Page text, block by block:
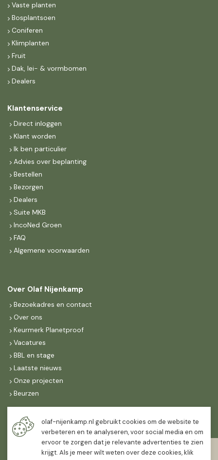
Vaste planten
Bosplantsoen
Coniferen
Klimplanten
Fruit
Dak, lei- & vormbomen
Dealers
Klantenservice
Direct inloggen
Klant worden
Ik ben particulier
Advies over beplanting
Bestellen
Bezorgen
Dealers
Suite MKB
IncoNed Groen
FAQ
Algemene voorwaarden
Over Olaf Nijenkamp
Bezoekadres en contact
Over ons
Keurmerk Planetproof
Vacatures
BBL en stage
Laatste nieuws
Onze projecten
Beurzen
Maandag t/m vrijdag
07:30-
16:30
olaf-nijenkamp.nl gebruikt cookies om de website te
verbeteren en te analyseren, voor social media en om
ervoor te zorgen dat je relevante advertenties te zien
krijgt. Als je meer wilt weten over deze cookies, klik